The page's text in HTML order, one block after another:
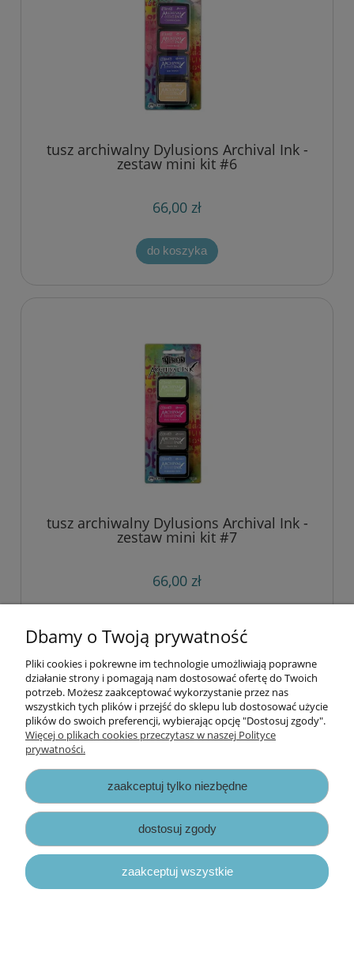
tusz archiwalny Dylusions Archival Ink -
zestaw mini kit #6
66,00 zł
do koszyka
tusz archiwalny Dylusions Archival Ink -
zestaw mini kit #7
66,00 zł
Dbamy o Twoją prywatność
Pliki cookies i pokrewne im technologie umożliwiają poprawne
działanie strony i pomagają nam dostosować ofertę do Twoich
potrzeb. Możesz zaakceptować wykorzystanie przez nas
wszystkich tych plików i przejść do sklepu lub dostosować użycie
plików do swoich preferencji, wybierając opcję "Dostosuj zgody".
Więcej o plikach cookies przeczytasz w naszej Polityce
prywatności.
zaakceptuj tylko niezbędne
dostosuj zgody
zaakceptuj wszystkie